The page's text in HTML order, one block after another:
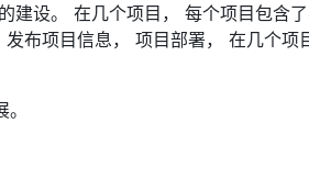
设。 在几个项目， 每个项目包含
布项目信息， 项目部署， 在几个项